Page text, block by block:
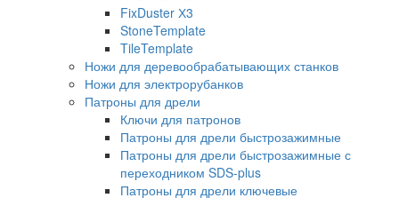
FixDuster Х3
StoneTemplate
TileTemplate
Ножи для деревообрабатывающих станков
Ножи для электрорубанков
Патроны для дрели
Ключи для патронов
Патроны для дрели быстрозажимные
Патроны для дрели быстрозажимные с
переходником SDS-plus
Патроны для дрели ключевые